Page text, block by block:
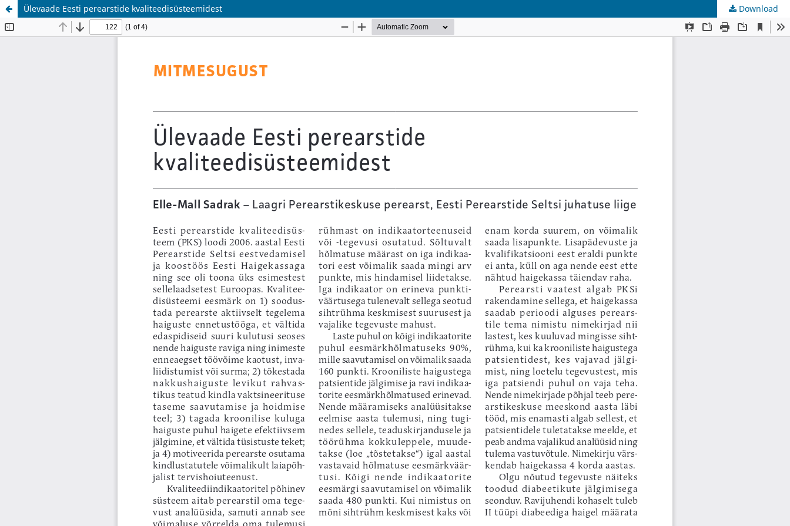
Ülevaade Eesti perearstide kvaliteedisüsteemidest Download